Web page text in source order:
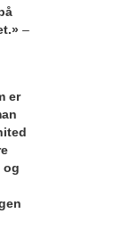
–
er
og